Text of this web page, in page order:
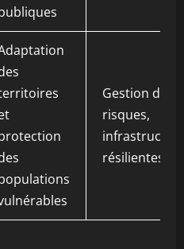
Gestion des
risques,
résilientes